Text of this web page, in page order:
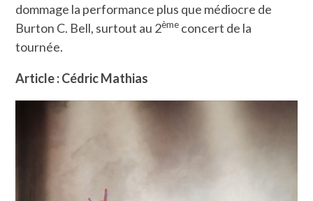
dommage la performance plus que médiocre de
Burton C. Bell, surtout au 2ème concert de la
tournée.
Article : Cédric Mathias